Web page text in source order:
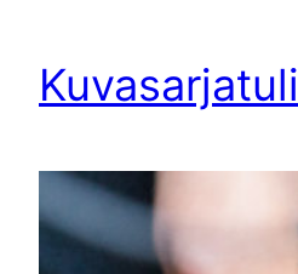
Kuvasarjatuli